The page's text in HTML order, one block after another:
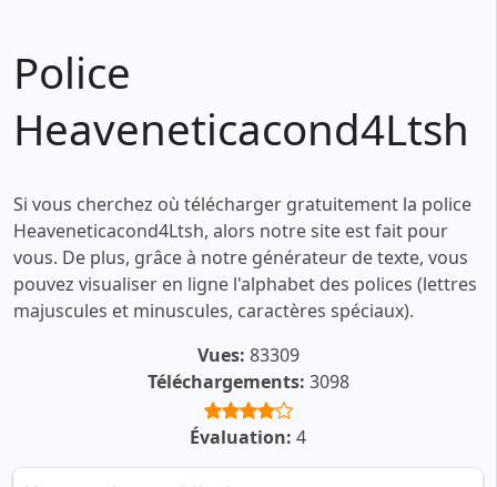
Police
Heaveneticacond4Ltsh
Si vous cherchez où télécharger gratuitement la police
Heaveneticacond4Ltsh, alors notre site est fait pour
vous. De plus, grâce à notre générateur de texte, vous
pouvez visualiser en ligne l'alphabet des polices (lettres
majuscules et minuscules, caractères spéciaux).
Vues: 83309
Téléchargements: 3098
Évaluation: 4